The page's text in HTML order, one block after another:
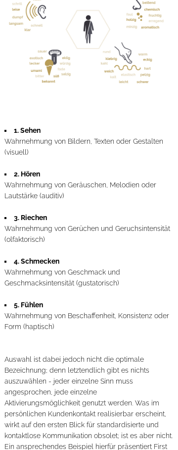
1. Sehen
Wahrnehmung von Bildern, Texten oder Gestalten
(visuell)
2. Hören
Wahrnehmung von Geräuschen, Melodien oder
Lautstärke (auditiv)
3. Riechen
Wahrnehmung von Gerüchen und Geruchsintensität
(olfaktorisch)
4. Schmecken
Wahrnehmung von Geschmack und
Geschmacksintensität (gustatorisch)
5. Fühlen
Wahrnehmung von Beschaffenheit, Konsistenz oder
Form (haptisch)
Auswahl ist dabei jedoch nicht die optimale
Bezeichnung; denn letztendlich gibt es nichts
auszuwählen - jeder einzelne Sinn muss
angesprochen, jede einzelne
Aktivierungsmöglichkeit genutzt werden. Was im
persönlichen Kundenkontakt realisierbar erscheint,
wirkt auf den ersten Blick für standardisierte und
kontaktlose Kommunikation obsolet; ist es aber nicht.
Ein ansprechendes Beispiel hierfür präsentiert First